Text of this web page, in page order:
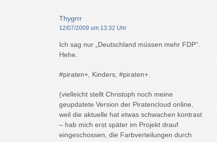
Thygrrr
12/07/2009 um 13:32 Uhr
Ich sag nur „Deutschland müssen mehr FDP“.
Hehe.
#piraten+, Kinders, #piraten+.
(vielleicht stellt Christoph noch meine
geupdatete Version der Piratencloud online,
weil die aktuelle hat etwas schwachen kontrast
– hab mich erst später im Projekt drauf
eingeschossen, die Farbverteilungen durch